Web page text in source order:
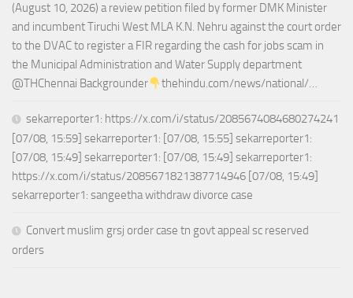
(August 10, 2026) a review petition filed by former DMK Minister
and incumbent Tiruchi West MLA K.N. Nehru against the court order
to the DVAC to register a FIR regarding the cash for jobs scam in
the Municipal Administration and Water Supply department
@THChennai Backgrounder
thehindu.com/news/national/…
sekarreporter1: https://x.com/i/status/2085674084680274241
[07/08, 15:59] sekarreporter1: [07/08, 15:55] sekarreporter1:
[07/08, 15:49] sekarreporter1: [07/08, 15:49] sekarreporter1:
https://x.com/i/status/2085671821387714946 [07/08, 15:49]
sekarreporter1: sangeetha withdraw divorce case
Convert muslim grsj order case tn govt appeal sc reserved
orders